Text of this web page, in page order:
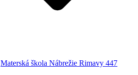
Materská škola Nábrežie Rimavy 447